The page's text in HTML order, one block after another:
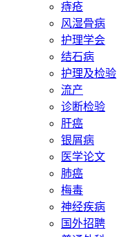
痔疮
风湿骨病
护理学会
结石病
护理及检验
流产
诊断检验
肝癌
银屑病
医学论文
肺癌
梅毒
神经疾病
国外招聘